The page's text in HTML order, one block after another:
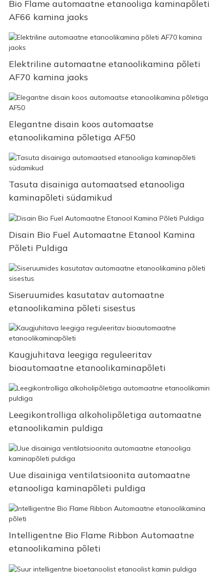
Bio Flame automaatne etanooliga kaminapõleti
AF66 kamina jaoks
Elektriline automaatne etanoolikamina põleti
AF70 kamina jaoks
Elegantne disain koos automaatse
etanoolikamina põletiga AF50
Tasuta disainiga automaatsed etanooliga
kaminapõleti südamikud
Disain Bio Fuel Automaatne Etanool Kamina
Põleti Puldiga
Siseruumides kasutatav automaatne
etanoolikamina põleti sisestus
Kaugjuhitava leegiga reguleeritav
bioautomaatne etanoolikaminapõleti
Leegikontrolliga alkoholipõletiga automaatne
etanoolikamin puldiga
Uue disainiga ventilatsioonita automaatne
etanooliga kaminapõleti puldiga
Intelligentne Bio Flame Ribbon Automaatne
etanoolikamina põleti